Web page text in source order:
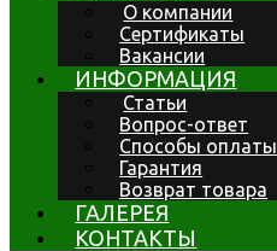
О компании
Сертификаты
Вакансии
ИНФОРМАЦИЯ
Статьи
Вопрос-ответ
Способы оплаты
Гарантия
Возврат товара
ГАЛЕРЕЯ
КОНТАКТЫ